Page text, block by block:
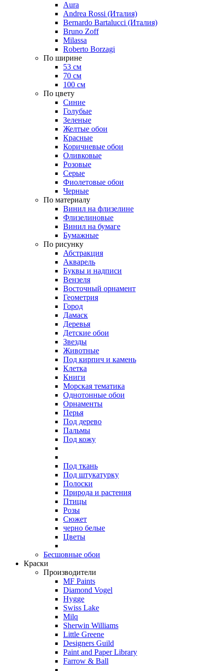
Aura
Andrea Rossi (Италия)
Bernardo Bartalucci (Италия)
Bruno Zoff
Milassa
Roberto Borzagi
По ширине
53 см
70 см
100 см
По цвету
Синие
Голубые
Зеленые
Желтые обои
Красные
Коричневые обои
Оливковые
Розовые
Серые
Фиолетовые обои
Черные
По материалу
Винил на флизелине
Флизелиновые
Винил на бумаге
Бумажные
По рисунку
Абстракция
Акварель
Буквы и надписи
Вензеля
Восточный орнамент
Геометрия
Город
Дамаск
Деревья
Детские обои
Звезды
Животные
Под кирпич и камень
Клетка
Книги
Морская тематика
Однотонные обои
Орнаменты
Перья
Под дерево
Пальмы
Под кожу
Под ткань
Под штукатурку
Полоски
Природа и растения
Птицы
Розы
Сюжет
черно белые
Цветы
Бесшовные обои
Краски
Производители
MF Paints
Diamond Vogel
Hygge
Swiss Lake
Milq
Sherwin Williams
Little Greene
Designers Guild
Paint and Paper Library
Farrow & Ball